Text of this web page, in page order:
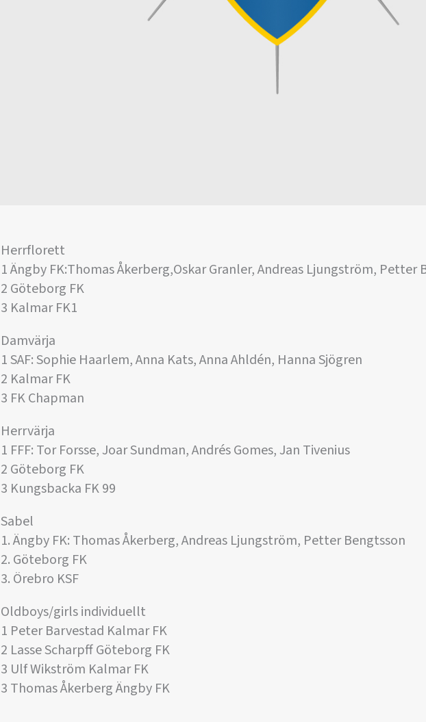
Herrflorett
1 Ängby FK:Thomas Åkerberg,Oskar Granler, Andreas Ljungström, Petter
2 Göteborg FK
3 Kalmar FK1
Damvärja
1 SAF: Sophie Haarlem, Anna Kats, Anna Ahldén, Hanna Sjögren
2 Kalmar FK
3 FK Chapman
Herrvärja
1 FFF: Tor Forsse, Joar Sundman, Andrés Gomes, Jan Tivenius
2 Göteborg FK
3 Kungsbacka FK 99
Sabel
1. Ängby FK: Thomas Åkerberg, Andreas Ljungström, Petter Bengtsson
2. Göteborg FK
3. Örebro KSF
Oldboys/girls individuellt
1 Peter Barvestad Kalmar FK
2 Lasse Scharpff Göteborg FK
3 Ulf Wikström Kalmar FK
3 Thomas Åkerberg Ängby FK